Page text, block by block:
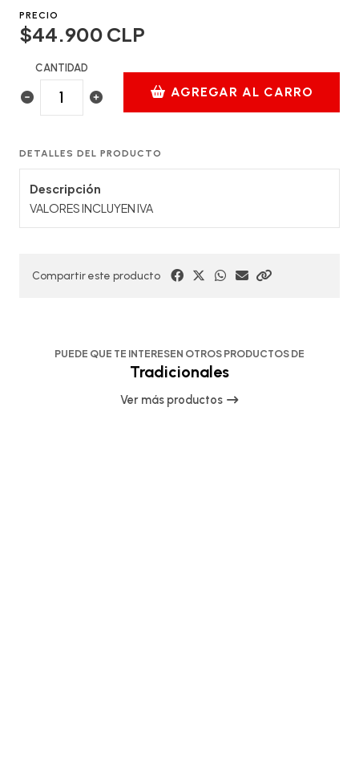
PRECIO
$44.900 CLP
CANTIDAD
AGREGAR AL CARRO
DETALLES DEL PRODUCTO
Descripción
VALORES INCLUYEN IVA
Compartir este producto
PUEDE QUE TE INTERESEN OTROS PRODUCTOS DE
Tradicionales
Ver más productos